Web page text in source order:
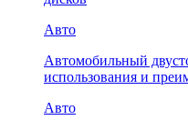
Авто
Автомобильный
использования и
Авто